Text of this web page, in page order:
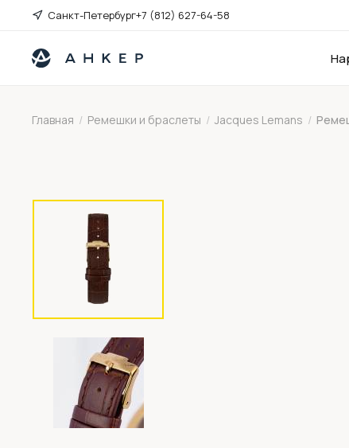
Санкт-Петербург+7 (812) 627-64-58
Главная / Ремешки и браслеты / Jacques Lemans /